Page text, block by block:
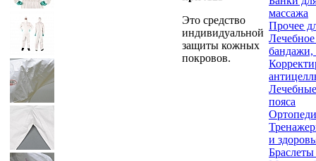
Это средство
индивидуальной
защиты кожных
покровов.
массажа
Прочее
Лечебное
бандажи,
пояса
и